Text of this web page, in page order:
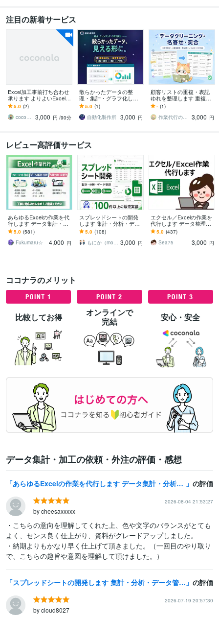
注目の新着サービス
Excel加工事前打ち合わせ
承ります よりよいExcel作
成のためExcel作成事前詳
細打ち合わせ
5.0 (2)
coco_spade
3,000 円 /90分
散らかったデータの整
理・集計・グラフ化しま
す バラバラのCSV・Excel
を、見やすい資料に仕上
げます
5.0 (1)
自動化製作所 3,000 円
顧客リストの重複・表記
ゆれを整理します 重複削
除・表記統一・処理ログ
付き
- (1)
作業代行のたなかさん
3,000 円
レビュー高評価サービス
あらゆるExcelの作業を代
行します データ集計・分
析・グラフを作成いたし
ます！
5.0 (581)
Fukumaru☆
4,000 円
スプレッドシートの開発
します 集計・分析・デー
タ管理のスプレッドシー
ト
5.0 (108)
もにか（monika）＠もに開発 3,000 円
エクセル／Excelの作業を
代行します データ整理、
グラフ化、テンプレート
作成、様式作成等
5.0 (437)
Sea75
3,000 円
ココナラのメリット
比較してお得
オンラインで
完結
安心・安全
データ集計・加工の依頼・外注の評価・感想
あらゆるExcelの作業を代行します データ集計・分析・グラフを作成いたします！ の評価
2026-08-04 21:53:27
by cheesaxxxxx
・こちらの意向を理解してくれた上、色や文字のバランスがとても
よく、センス良く仕上がり、資料がグレードアップしました。
・納期よりもかなり早く仕上げて頂きました。（一回目のやり取り
で、こちらの趣旨や意図を理解して頂けました。）
スプレッドシートの開発します 集計・分析・データ管理のスプレッドシート の評価
2026-07-19 20:57:30
by cloud8027